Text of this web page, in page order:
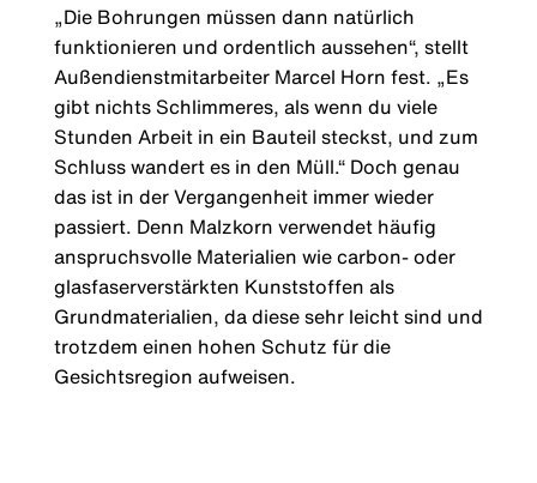
„Die Bohrungen müssen dann natürlich
funktionieren und ordentlich aussehen“, stellt
Außendienstmitarbeiter Marcel Horn fest. „Es
gibt nichts Schlimmeres, als wenn du viele
Stunden Arbeit in ein Bauteil steckst, und zum
Schluss wandert es in den Müll.“ Doch genau
das ist in der Vergangenheit immer wieder
passiert. Denn Malzkorn verwendet häufig
anspruchsvolle Materialien wie carbon- oder
glasfaserverstärkten Kunststoffen als
Grundmaterialien, da diese sehr leicht sind und
trotzdem einen hohen Schutz für die
Gesichtsregion aufweisen.